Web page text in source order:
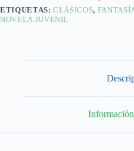
ETIQUETAS:CLÁSICOS,
NOVELA JUVENIL